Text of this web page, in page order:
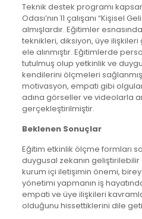
Teknik destek programı
Odası’nın 11 çalışanı “Kişisel
almışlardır. Eğitimler
teknikleri, diksiyon, üye
ele alınmıştır. Eğitimlerde
tutulmuş olup yetkinlik ve
kendilerini ölçmeleri
motivasyon, empati gibi
adına görseller ve videolarla
gerçekleştirilmiştir.
Beklenen Sonuçlar
Eğitim etkinlik ölçme formları
duygusal zekanın geliştirilebilir
kurum içi iletişimin önemi,
yönetimi yapmanın iş
empati ve üye ilişkileri
olduğunu hissettiklerini dile